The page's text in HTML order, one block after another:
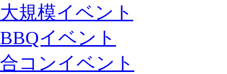
大規模イベント
BBQイベント
合コンイベント